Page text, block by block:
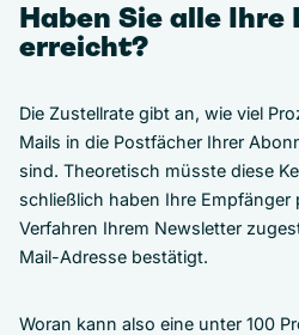
Haben Sie alle Ihre
erreicht?
Die Zustellrate gibt an, wie viel
Mails in die Postfächer Ihrer
sind. Theoretisch müsste diese
schließlich haben Ihre
Verfahren Ihrem Newsletter
Mail-Adresse bestätigt.
Woran kann also eine unter 100